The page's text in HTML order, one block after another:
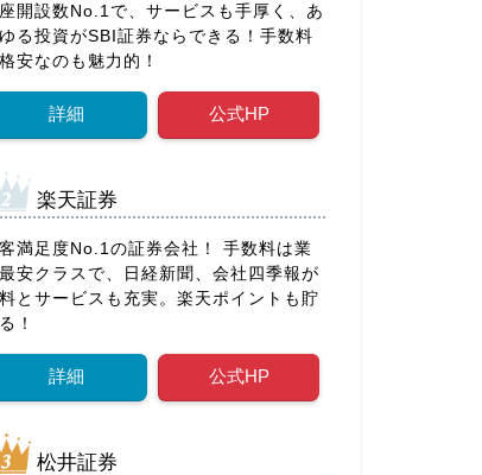
開設数No.1で、サービスも手厚く、あ
る投資がSBI証券ならできる！手数料
安なのも魅力的！
詳細 公式HP
楽天証券
満足度No.1の証券会社！ 手数料は業
安クラスで、日経新聞、会社四季報が
とサービスも充実。楽天ポイントも貯
！
詳細 公式HP
松井証券